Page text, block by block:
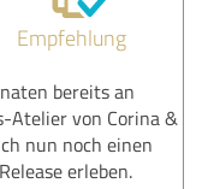
Empfehlung
bereits an
Atelier von Corina &
nun noch einen
erleben.